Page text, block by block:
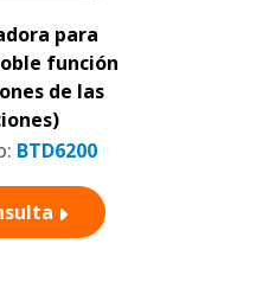
para
función
de las
BTD6200